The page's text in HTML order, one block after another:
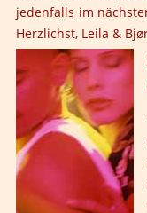
jedenfalls im
Herzlichst, Leila &